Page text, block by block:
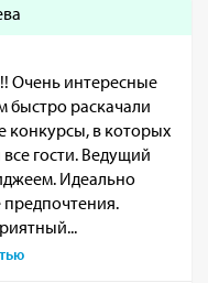
Очень интересные
быстро раскачали
конкурсы, в которых
гости. Ведущий
Идеально